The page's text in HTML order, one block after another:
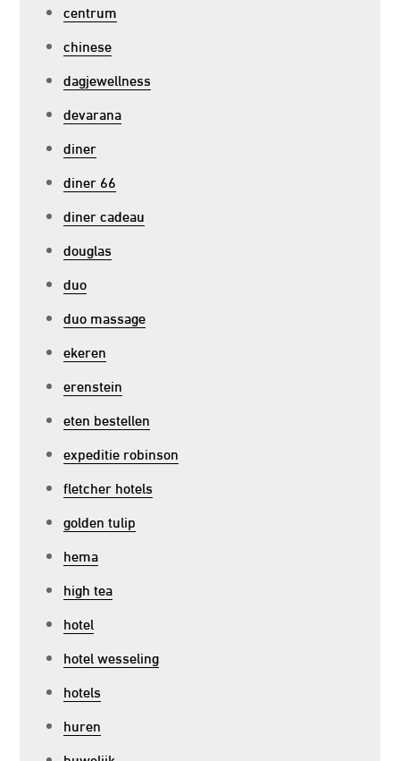
centrum
chinese
dagjewellness
devarana
diner
diner 66
diner cadeau
douglas
duo
duo massage
ekeren
erenstein
eten bestellen
expeditie robinson
fletcher hotels
golden tulip
hema
high tea
hotel
hotel wesseling
hotels
huren